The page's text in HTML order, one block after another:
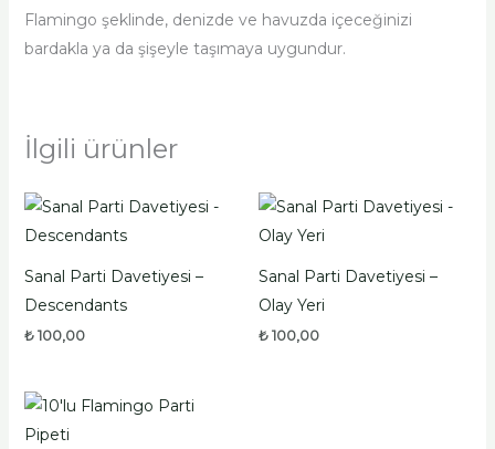
Flamingo şeklinde, denizde ve havuzda içeceğinizi
bardakla ya da şişeyle taşımaya uygundur.
İlgili ürünler
Sanal Parti Davetiyesi –
Descendants
₺100,00
Sanal Parti Davetiyesi –
Olay Yeri
₺ 100,00